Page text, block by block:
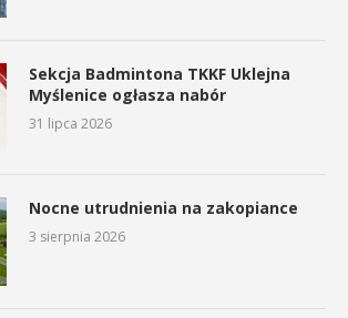
Sekcja Badmintona TKKF Uklejna
Myślenice ogłasza nabór
31 lipca 2026
Nocne utrudnienia na zakopiance
3 sierpnia 2026